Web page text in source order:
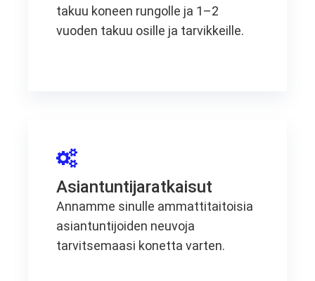
takuu koneen rungolle ja 1–2
vuoden takuu osille ja tarvikkeille.
Asiantuntijaratkaisut
Annamme sinulle ammattitaitoisia
asiantuntijoiden neuvoja
tarvitsemaasi konetta varten.